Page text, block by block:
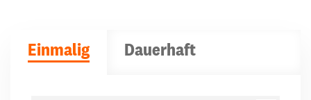
Einmalig Dauerhaft